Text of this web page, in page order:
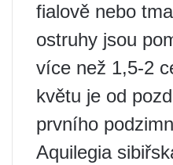
fialově nebo
ostruhy jsou
více než 1,5-2
květu je od
prvního
Aquilegia